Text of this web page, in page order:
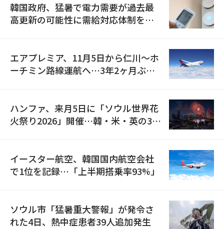
韓国政府、猛暑で電力需要が過去最
高更新の可能性に需給対応体制を点
エアプレミア、11月5日から仁川〜ホ
ーチミン路線運航へ…3年2ヶ月ぶり
ハンファ、来月5日に「ソウル世界花
火祭り2026」開催…韓・米・英の3カ
イースター航空、韓国国内航空会社
で1位を記録…「上半期搭乗率93%」
ソウル市「猛暑重大警報」が発令さ
れた4日、熱中症患者39人追加発生